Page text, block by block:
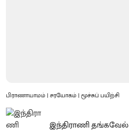
பிராணாயாமம் | சரயோகம் | மூச்சுப் பயிற்சி
இந்திராணி தங்கவேல்